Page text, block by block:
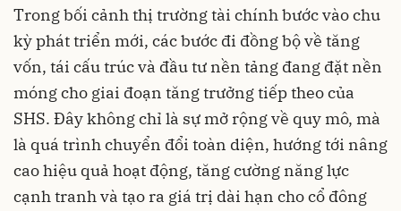
Trong bối cảnh thị trường tài chính bước vào chu
kỳ phát triển mới, các bước đi đồng bộ về tăng
vốn, tái cấu trúc và đầu tư nền tảng đang đặt nền
móng cho giai đoạn tăng trưởng tiếp theo của
SHS. Đây không chỉ là sự mở rộng về quy mô, mà
là quá trình chuyển đổi toàn diện, hướng tới nâng
cao hiệu quả hoạt động, tăng cường năng lực
cạnh tranh và tạo ra giá trị dài hạn cho cổ đông